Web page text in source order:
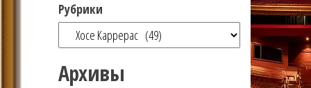
Рубрики
Архивы